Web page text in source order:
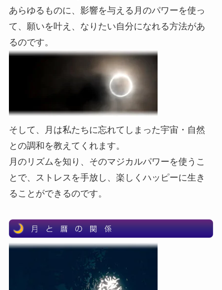
あらゆるものに、影響を与える月のパワーを使っ
て、願いを叶え、なりたい自分になれる方法があ
るのです。
そして、月は私たちに忘れてしまった宇宙・自然
との調和を教えてくれます。
月のリズムを知り、そのマジカルパワーを使うこ
とで、ストレスを手放し、楽しくハッピーに生き
ることができるのです。